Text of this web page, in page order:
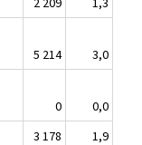
5 214
3,0
0
0,0
3 178
1,9